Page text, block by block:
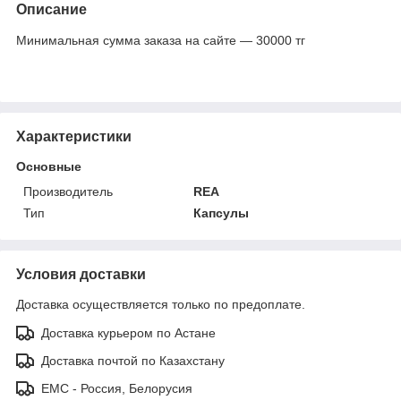
Описание
Минимальная сумма заказа на сайте — 30000 тг
Характеристики
Основные
Производитель
REA
Тип
Капсулы
Условия доставки
Доставка осуществляется только по предоплате.
Доставка курьером по Астане
Доставка почтой по Казахстану
ЕМС - Россия, Белорусия